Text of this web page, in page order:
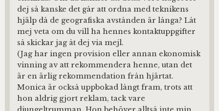
dej så kanske det går att ordna med teknikens
hjälp då de geografiska avstånden är långa? Låt
mej veta om du vill ha hennes kontaktuppgifter
så skickar jag åt dej via mejl.
(Jag har ingen provision eller annan ekonomisk
vinning av att rekommendera henne, utan det
är en ärlig rekommendation från hjärtat.
Monica är också uppbokad långt fram, trots att
hon aldrig gjort reklam, tack vare